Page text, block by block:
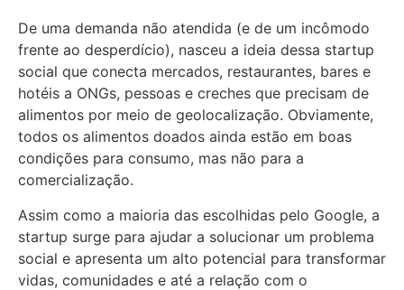
De uma demanda não atendida (e de um incômodo
frente ao desperdício), nasceu a ideia dessa startup
social que conecta mercados, restaurantes, bares e
hotéis a ONGs, pessoas e creches que precisam de
alimentos por meio de geolocalização. Obviamente,
todos os alimentos doados ainda estão em boas
condições para consumo, mas não para a
comercialização.
Assim como a maioria das escolhidas pelo Google, a
startup surge para ajudar a solucionar um problema
social e apresenta um alto potencial para transformar
vidas, comunidades e até a relação com o